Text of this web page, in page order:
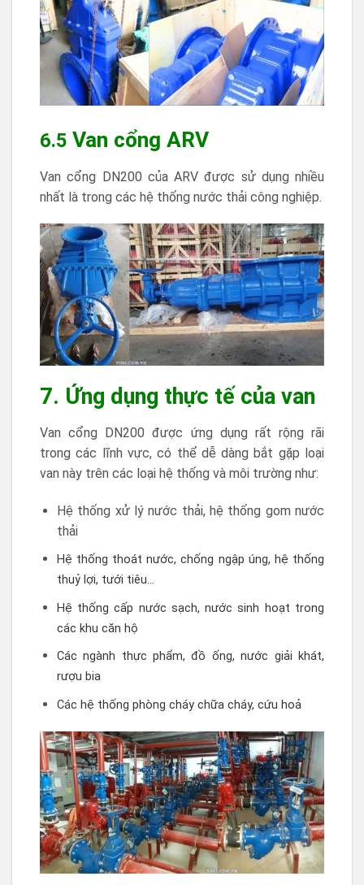
6.5 Van cổng ARV
Van cổng DN200 của ARV được sử dụng nhiều
nhất là trong các hệ thống nước thải công nghiệp.
7. Ứng dụng thực tế của van
Van cổng DN200 được ứng dụng rất rộng rãi
trong các lĩnh vực, có thể dễ dàng bắt gặp loại
van này trên các loại hệ thống và môi trường như:
Hệ thống xử lý nước thải, hệ thống gom nước
thải
Hệ thống thoát nước, chống ngập úng, hệ thống
thuỷ lợi, tưới tiêu…
Hệ thống cấp nước sạch, nước sinh hoạt trong
các khu căn hộ
Các ngành thực phẩm, đồ ống, nước giải khát,
rượu bia
Các hệ thống phòng cháy chữa cháy, cứu hoả